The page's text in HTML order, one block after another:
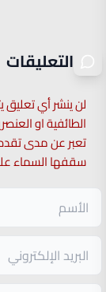
التعليقات
لن ينشر أي تعليق
الطائفية او
تعبر عن مدى تقدم
سقفها السماء